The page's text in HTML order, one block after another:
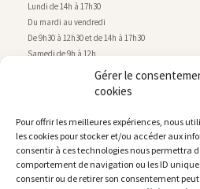
Gérer le
cookies
Pour offrir les meilleures expériences, nous
les cookies pour stocker et/ou accéder aux
consentir à ces technologies nous permettra
comportement de navigation ou les ID
consentir ou de retirer son consentement
Lundi de 14h à 17h30
Du mardi au vendredi
De 9h30 à 12h30 et de 14h à 17h30
Samedi de 9h à 12h
Service technique
rue de Montry–77700 Chessy
Tél. 01 60 43 52 63
Horaires d’ouverture
Lundi, mardi et jeudi